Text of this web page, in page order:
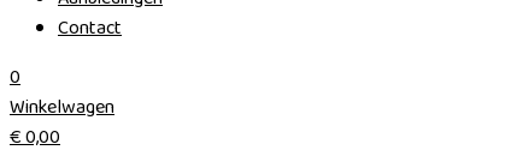
Contact
0
Winkelwagen
€0,00